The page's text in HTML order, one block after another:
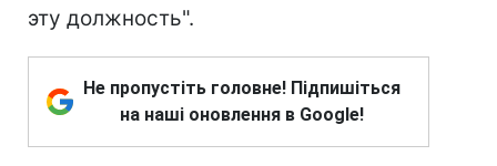
эту должность".
Не пропустіть головне! Підпишіться
на наші оновлення в Google!